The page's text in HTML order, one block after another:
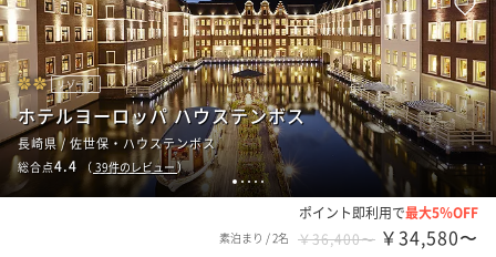
1 234 5
リゾート
ホテルヨーロッパ ハウステンボス
長崎県 / 佐世保・ハウステンボス
総合点4.4 （ 39件のレビュー）
ポイント即利用で最大5％OFF
素泊まり /2名 ￥36,400〜 ￥34,580〜